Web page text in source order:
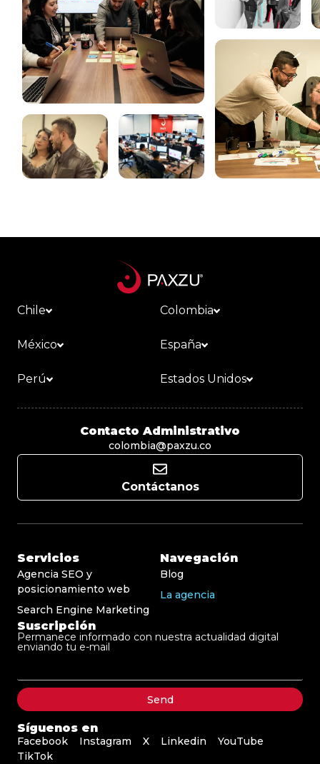
Chile Colombia
México España
Perú Estados Unidos
Contacto Administrativo
colombia@paxzu.co
Contáctanos
Servicios
Agencia SEO y
posicionamiento web
Search Engine Marketing
Navegación
Blog
La agencia
Suscripción
Permanece informado con nuestra actualidad digital
enviando tu e-mail
Send
Síguenos en
Facebook Instagram X Linkedin
YouTube
TikTok